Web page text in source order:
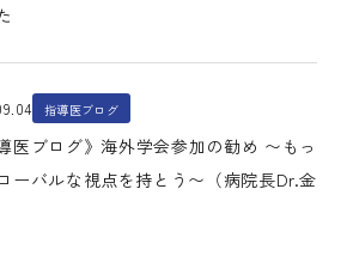
指導医ブログ
医ブログ》海外学会参加の勧め 〜もっ
ーバルな視点を持とう〜（病院長Dr.金